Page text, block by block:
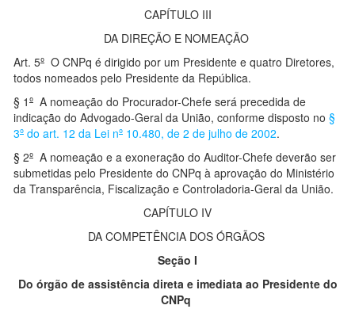
CAPÍTULO III
DA DIREÇÃO E NOMEAÇÃO
Art. 5º O CNPq é dirigido por um Presidente e quatro Diretores,
todos nomeados pelo Presidente da República.
§ 1º A nomeação do Procurador-Chefe será precedida de
indicação do Advogado-Geral da União, conforme disposto no §
3º do art. 12 da Lei nº 10.480, de 2 de julho de 2002.
§ 2º A nomeação e a exoneração do Auditor-Chefe deverão ser
submetidas pelo Presidente do CNPq à aprovação do Ministério
da Transparência, Fiscalização e Controladoria-Geral da União.
CAPÍTULO IV
DA COMPETÊNCIA DOS ÓRGÃOS
Seção I
Do órgão de assistência direta e imediata ao Presidente do
CNPq